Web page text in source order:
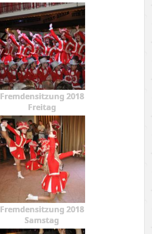
Fremdensitzung 2018
Freitag
Fremdensitzung 2018
Samstag